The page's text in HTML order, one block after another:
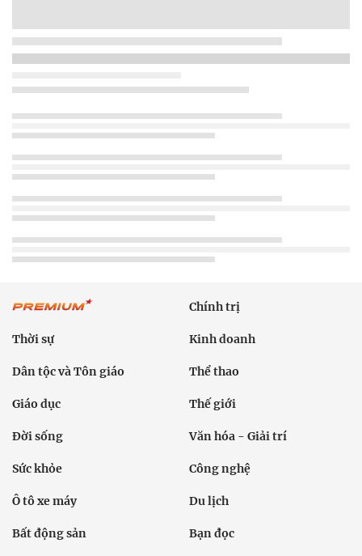
Chính trị
Thời sự Kinh doanh
Dân tộc và Tôn giáo Thể thao
Giáo dục Thế giới
Đời sống Văn hóa - Giải trí
Sức khỏe Công nghệ
Ô tô xe máy Du lịch
Bất động sản Bạn đọc